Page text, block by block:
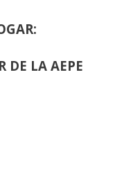
DE LA AEPE